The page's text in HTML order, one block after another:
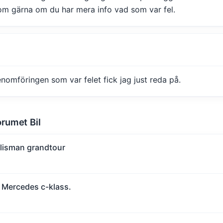
gärna om du har mera info vad som var fel.
som var felet fick jag just reda på.
Bil
grandtour
c-klass.